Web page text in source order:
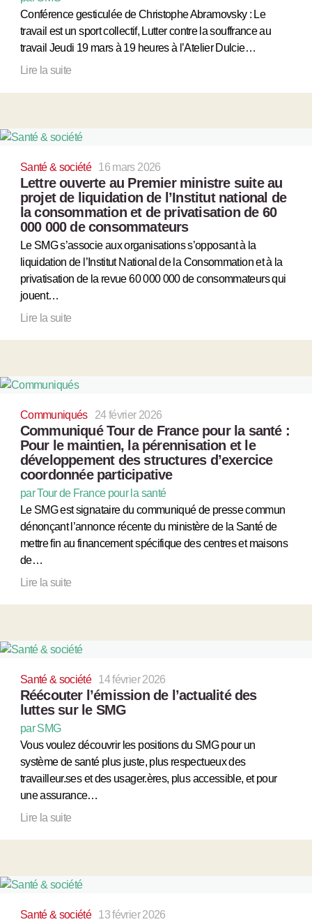
Conférence gesticulée de Christophe Abramovsky : Le
travail est un sport collectif, Lutter contre la souffrance au
travail Jeudi 19 mars à 19 heures à l’Atelier Dulcie…
Lire la suite
Santé & société 16 mars 2026
Lettre ouverte au Premier ministre suite au
projet de liquidation de l’Institut national de
la consommation et de privatisation de 60
000 000 de consommateurs
Le SMG s’associe aux organisations s’opposant à la
liquidation de l’Institut National de la Consommation et à la
privatisation de la revue 60 000 000 de consommateurs qui
jouent…
Lire la suite
Communiqués 24 février 2026
Communiqué Tour de France pour la santé :
Pour le maintien, la pérennisation et le
développement des structures d’exercice
coordonnée participative
par Tour de France pour la santé
Le SMG est signataire du communiqué de presse commun
dénonçant l’annonce récente du ministère de la Santé de
mettre fin au financement spécifique des centres et maisons
de…
Lire la suite
Santé & société 14 février 2026
Réécouter l’émission de l’actualité des
luttes sur le SMG
par SMG
Vous voulez découvrir les positions du SMG pour un
système de santé plus juste, plus respectueux des
travailleur.ses et des usager.ères, plus accessible, et pour
une assurance…
Lire la suite
Santé & société 13 février 2026